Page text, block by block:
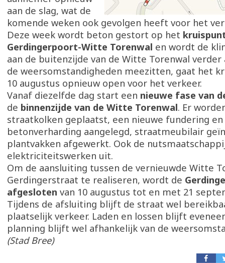
aan de slag, wat de
komende weken ook gevolgen heeft voor het
Deze week wordt beton gestort op het
Gerdingerpoort-Witte Torenwal en wordt de
aan de buitenzijde van de Witte Torenwal
de weersomstandigheden meezitten, gaat het
10 augustus opnieuw open voor het verkeer.
Vanaf diezelfde dag start een nieuwe fase van
de binnenzijde van de Witte Torenwal. Er
straatkolken geplaatst, een nieuwe fundering en
betonverharding aangelegd, straatmeubilair
plantvakken afgewerkt. Ook de
elektriciteitswerken uit.
Om de aansluiting tussen de vernieuwde Witte
Gerdingerstraat te realiseren, wordt de
afgesloten van 10 augustus tot en met 21
Tijdens de afsluiting blijft de straat wel
plaatselijk verkeer. Laden en lossen blijft
planning blijft wel afhankelijk van de
(Stad Bree)